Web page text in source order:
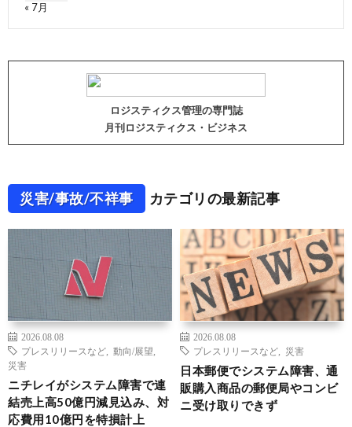
« 7月
ロジスティクス管理の専門誌
月刊ロジスティクス・ビジネス
災害/事故/不祥事 カテゴリの最新記事
2026.08.08
プレスリリースなど
動向/展望
災害
ニチレイがシステム障害で連
結売上高50億円減見込み、対
応費用10億円を特損計上
2026.08.08
プレスリリースなど
災害
日本郵便でシステム障害、通
販購入商品の郵便局やコンビ
ニ受け取りできず